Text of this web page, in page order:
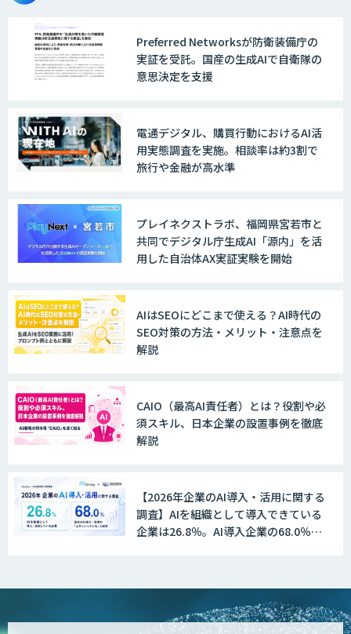
低コスト・短納期のAI受託開発
AIモデル開発
PicMatch
Preferred Networksが防衛装備庁の
実証を受託。国産の生成AIで自衛隊の
意思決定を支援
電通デジタル、購買行動におけるAI活
用実態調査を実施。相談率は約3割で
旅行や金融が高水準
プレイネクストラボ、福岡県宮若市と
共同でデジタル庁生成AI「源内」を活
用した自治体AX実証実験を開始
AIはSEOにどこまで使える？AI時代の
SEO対策の方法・メリット・注意点を
解説
CAIO（最高AI責任者）とは？役割や必
須スキル、日本企業の設置事例を徹底
解説
【2026年企業のAI導入・活用に関する
調査】AIを組織として導入できている
企業は26.8％。AI導入企業の68.0％